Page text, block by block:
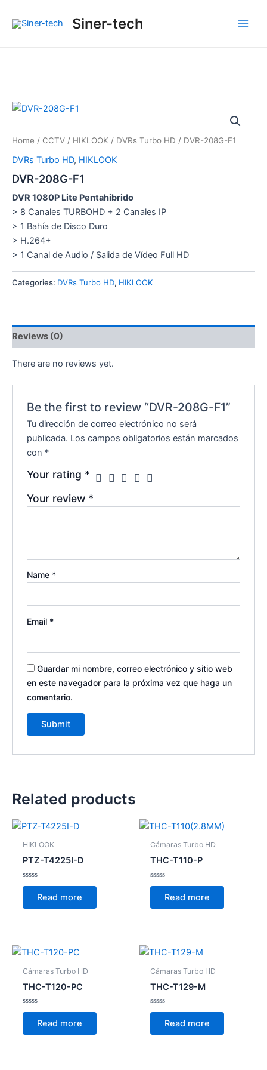
Siner-tech
Home / CCTV / HIKLOOK / DVRs Turbo HD / DVR-208G-F1
DVRs Turbo HD, HIKLOOK
DVR-208G-F1
DVR 1080P Lite Pentahibrido
> 8 Canales TURBOHD + 2 Canales IP
> 1 Bahía de Disco Duro
> H.264+
> 1 Canal de Audio / Salida de Vídeo Full HD
Categories: DVRs Turbo HD, HIKLOOK
Reviews (0)
There are no reviews yet.
Be the first to review “DVR-208G-F1”
Tu dirección de correo electrónico no será
publicada. Los campos obligatorios están marcados
con *
Your rating *
Your review *
Name *
Email *
Guardar mi nombre, correo electrónico y sitio web
en este navegador para la próxima vez que haga un
comentario.
Related products
HIKLOOK
PTZ-T4225I-D
Rated
of
Read more
Cámaras Turbo HD
THC-T110-P
Rated
of
Read more
Cámaras Turbo HD
THC-T120-PC
Rated
of
Read more
Cámaras Turbo HD
THC-T129-M
Rated
of
Read more